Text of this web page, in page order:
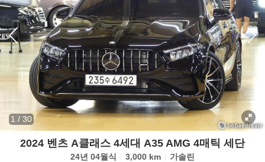
1 / 30
2024 벤츠 A클래스 4세대 A35 AMG 4매틱 세단
24년 04월식 3,000 km 가솔린